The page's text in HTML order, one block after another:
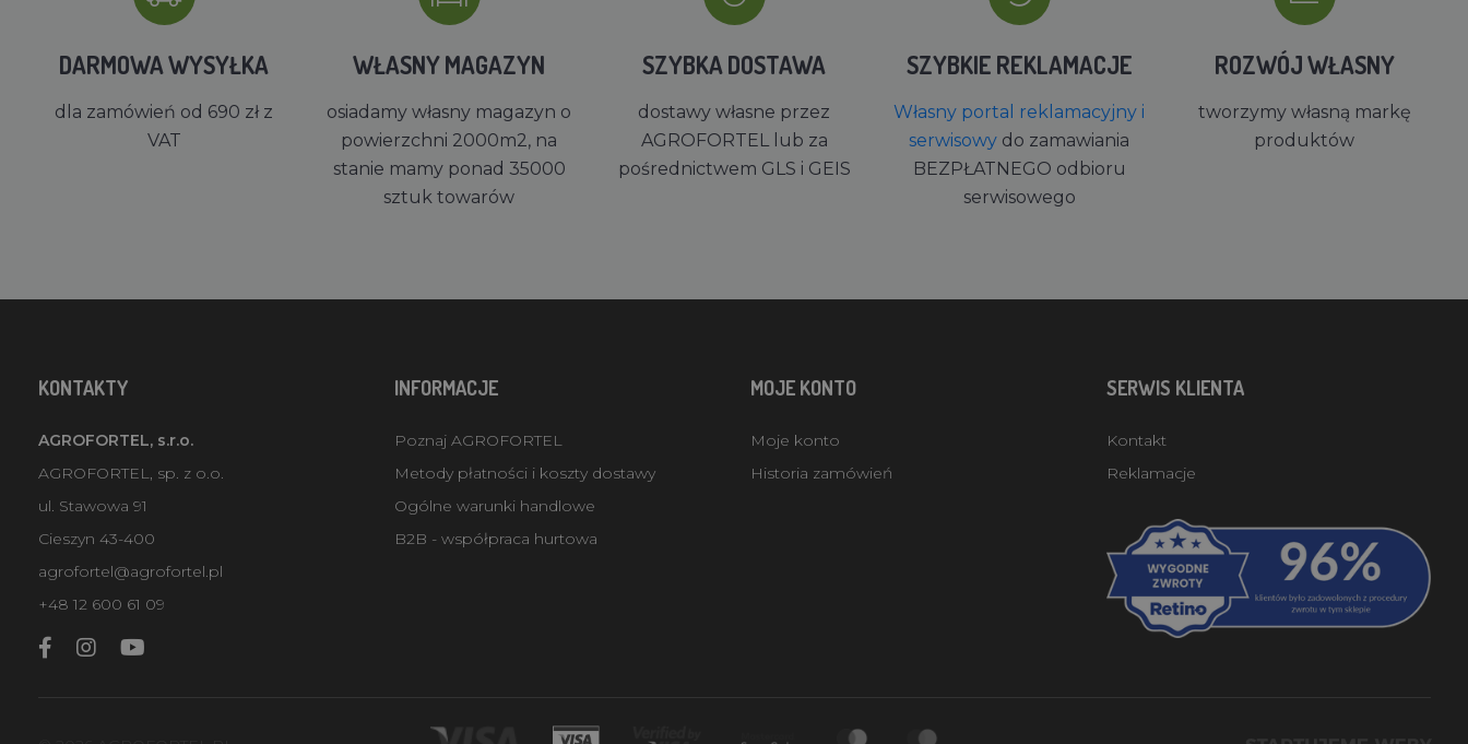
DARMOWA WYSYŁKA
dla zamówień od 690 zł z
VAT
WŁASNY MAGAZYN
osiadamy własny magazyn o
powierzchni 2000m2, na
stanie mamy ponad 35000
sztuk towarów
SZYBKA DOSTAWA
dostawy własne przez
AGROFORTEL lub za
pośrednictwem GLS i GEIS
SZYBKIE REKLAMACJE
Własny portal reklamacyjny i
serwisowy do zamawiania
BEZPŁATNEGO odbioru
serwisowego
ROZWÓJ WŁASNY
tworzymy własną markę
produktów
KONTAKTY
AGROFORTEL, s.r.o.
AGROFORTEL, sp. z o.o.
ul. Stawowa 91
Cieszyn 43-400
agrofortel@agrofortel.pl
+48 12 600 61 09
INFORMACJE
Poznaj AGROFORTEL
Metody płatności i koszty dostawy
Ogólne warunki handlowe
B2B - współpraca hurtowa
MOJE KONTO
Moje konto
Historia zamówień
SERWIS KLIENTA
Kontakt
Reklamacje